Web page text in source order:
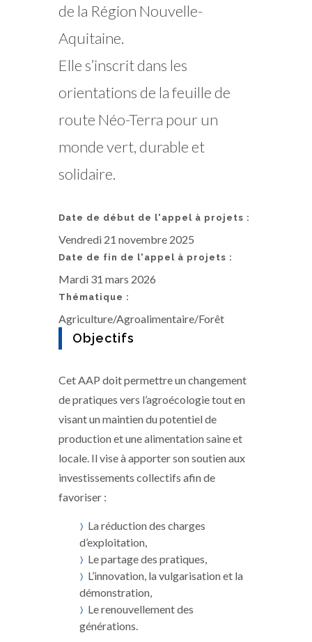
de la Région Nouvelle-
Aquitaine.
Elle s’inscrit dans les
orientations de la feuille de
route Néo-Terra pour un
monde vert, durable et
solidaire.
Date de début de l'appel à projets :
Vendredi 21 novembre 2025
Date de fin de l'appel à projets :
Mardi 31 mars 2026
Thématique :
Agriculture/Agroalimentaire/Forêt
Objectifs
Cet AAP doit permettre un changement
de pratiques vers l’agroécologie tout en
visant un maintien du potentiel de
production et une alimentation saine et
locale. Il vise à apporter son soutien aux
investissements collectifs afin de
favoriser :
La réduction des charges
d’exploitation,
Le partage des pratiques,
L’innovation, la vulgarisation et la
démonstration,
Le renouvellement des
générations.